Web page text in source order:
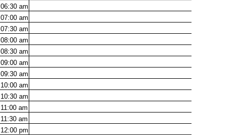
06:30 am
07:00 am
07:30 am
08:00 am
08:30 am
09:00 am
09:30 am
10:00 am
10:30 am
11:00 am
11:30 am
12:00 pm